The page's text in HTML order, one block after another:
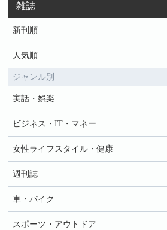
雑誌
新刊順
人気順
ジャンル別
実話・娯楽
ビジネス・IT・マネー
女性ライフスタイル・健康
週刊誌
車・バイク
スポーツ・アウトドア